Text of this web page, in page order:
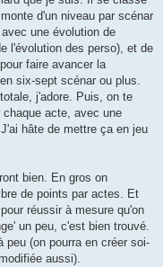
d'un niveau par scénar
une évolution de
l'évolution des perso), et de
faire avancer la
six-sept scénar ou plus.
j'adore. Puis, on te
acte, avec une
hâte de mettre ça en jeu
bien. En gros on
de points par actes. Et
réussir à mesure qu'on
un peu, c'est bien trouvé.
peu (on pourra en créer soi-
aussi).